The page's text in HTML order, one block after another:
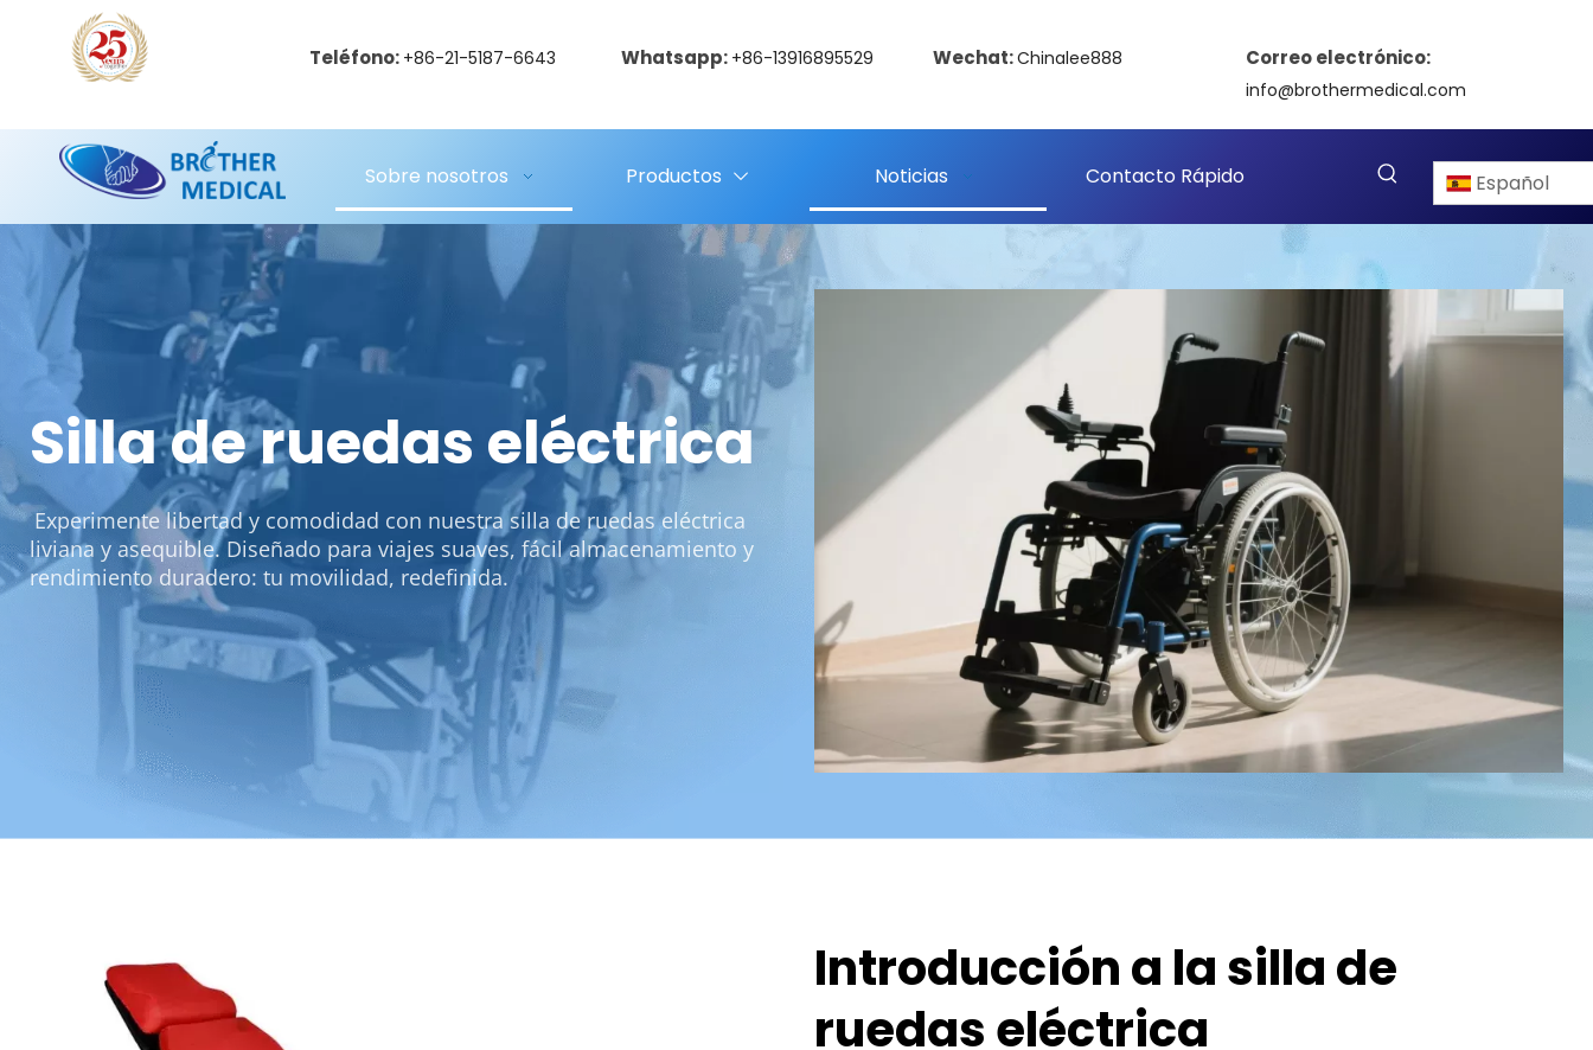
Teléfono: +86-21-5187-6643 Whatsapp: +86-13916895529 Wechat:Chinalee888 Correo electrónico:
info@brothermedical.com
Sobre nosotros Productos Noticias Contacto Rápido Español
Silla de ruedas eléctrica
Experimente libertad y comodidad con nuestra silla de ruedas eléctrica
liviana y asequible. Diseñado para viajes suaves, fácil almacenamiento y
rendimiento duradero: tu movilidad, redefinida.
Introducción a la silla de
ruedas eléctrica